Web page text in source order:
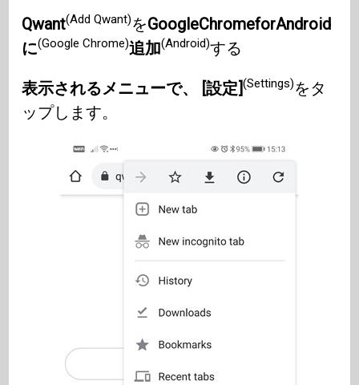
Qwant(Add Qwant)をGoogleChromeforAndroid
に(Google Chrome)追加(Android)する
表示されるメニューで、 [設定](Settings)をタ
ップします。